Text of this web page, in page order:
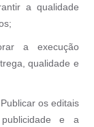
a qualidade
a execução
qualidade e
Publicar os editais
e a